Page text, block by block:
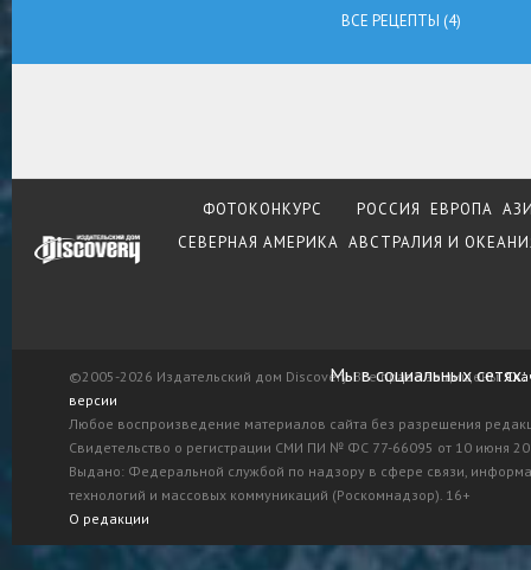
ВСЕ РЕЦЕПТЫ (4)
ФОТОКОНКУРС РОССИЯ ЕВРОПА
СЕВЕРНАЯ АМЕРИКА АВСТРАЛИЯ И
©2005-2026 Издательский дом Discovery. Все права защищены.
версии
Любое воспроизведение материалов сайта без разрешения
Свидетельство о регистрации СМИ ПИ № ФС 77-66095 от 10 июня
Выдано: Федеральной службой по надзору в сфере связи,
технологий и массовых коммуникаций (Роскомнадзор). 16+
О редакции
Мы в социальных сетях: